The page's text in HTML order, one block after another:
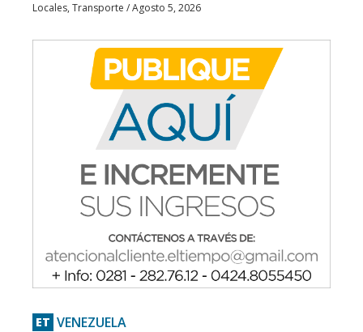
Locales, Transporte /Agosto 5, 2026
ET VENEZUELA